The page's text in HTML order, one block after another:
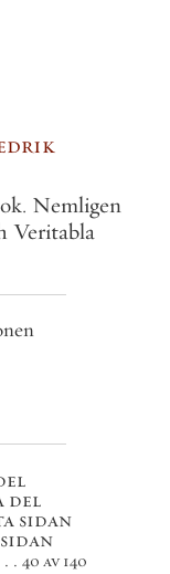
Nemligen
Veritabla
del
sidan
. 40 av 140